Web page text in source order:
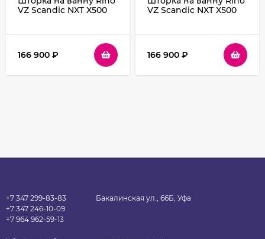
VZ Scandic NXT X500
166 900 ₽
VZ Scandic NXT X500
прозрачное
166 900 ₽
+7 347 299-83-83
+7 347 246-10-09
+7 964 962-59-13
Бакалинская ул., 66Б, Уфа